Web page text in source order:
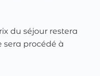
du séjour restera
sera procédé à